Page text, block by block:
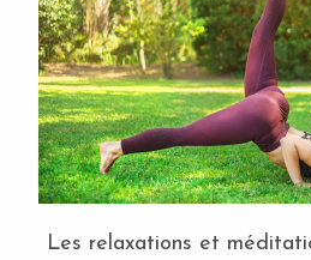
Les relaxations et